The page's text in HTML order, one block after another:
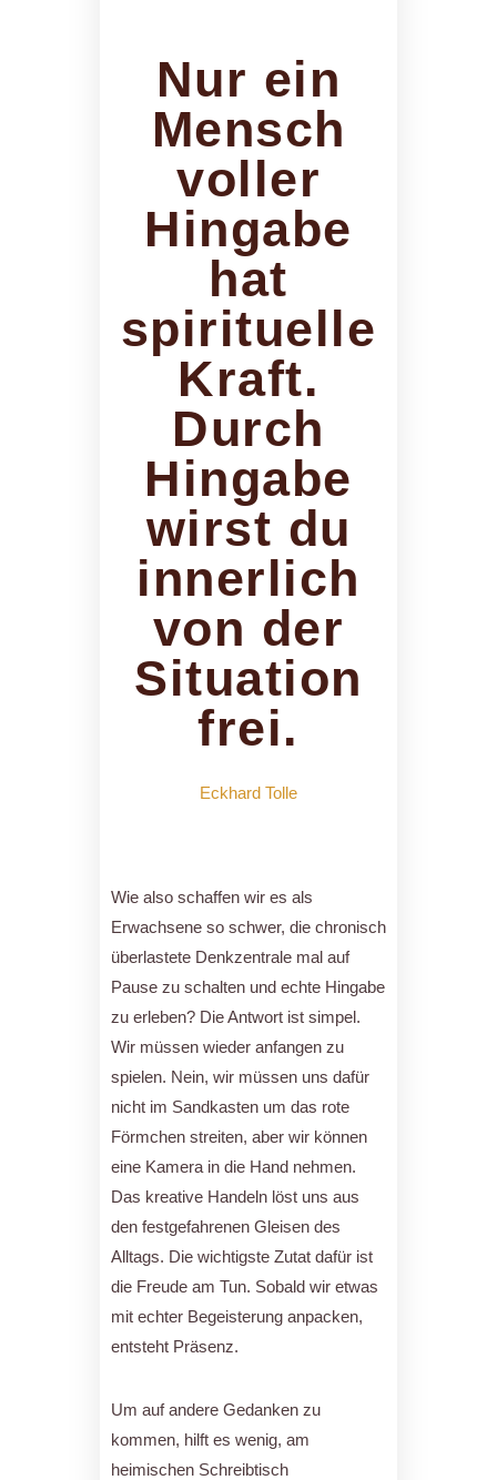
Nur ein
Mensch
voller
Hingabe
hat
spirituelle
Kraft.
Durch
Hingabe
wirst du
innerlich
von der
Situation
frei.
Eckhard Tolle
Wie also schaffen wir es als
Erwachsene so schwer, die chronisch
überlastete Denkzentrale mal auf
Pause zu schalten und echte Hingabe
zu erleben? Die Antwort ist simpel.
Wir müssen wieder anfangen zu
spielen. Nein, wir müssen uns dafür
nicht im Sandkasten um das rote
Förmchen streiten, aber wir können
eine Kamera in die Hand nehmen.
Das kreative Handeln löst uns aus
den festgefahrenen Gleisen des
Alltags. Die wichtigste Zutat dafür ist
die Freude am Tun. Sobald wir etwas
mit echter Begeisterung anpacken,
entsteht Präsenz.
Um auf andere Gedanken zu
kommen, hilft es wenig, am
heimischen Schreibtisch